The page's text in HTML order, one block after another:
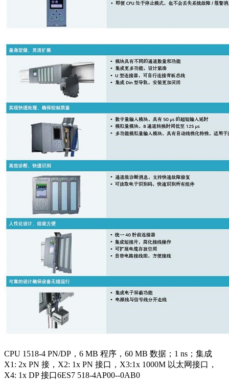
CPU 1518-4 PN/DP，6 MB 程序，60 MB 数据；1 ns；集成
X1: 2x PN 接，X2: 1x PN 接口，X3:1x 1000M 以太网接口，
X4: 1x DP 接口6ES7 518-4AP00--0AB0